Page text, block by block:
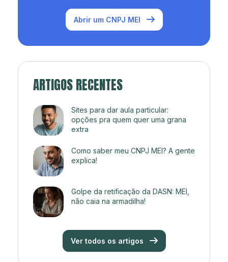
Abrir um CNPJ MEI
ARTIGOS RECENTES
Sites para dar aula particular:
opções pra quem quer uma grana
extra
Como saber meu CNPJ MEI? A gente
explica!
Golpe da retificação da DASN: MEI,
não caia na armadilha!
Ver todos os artigos